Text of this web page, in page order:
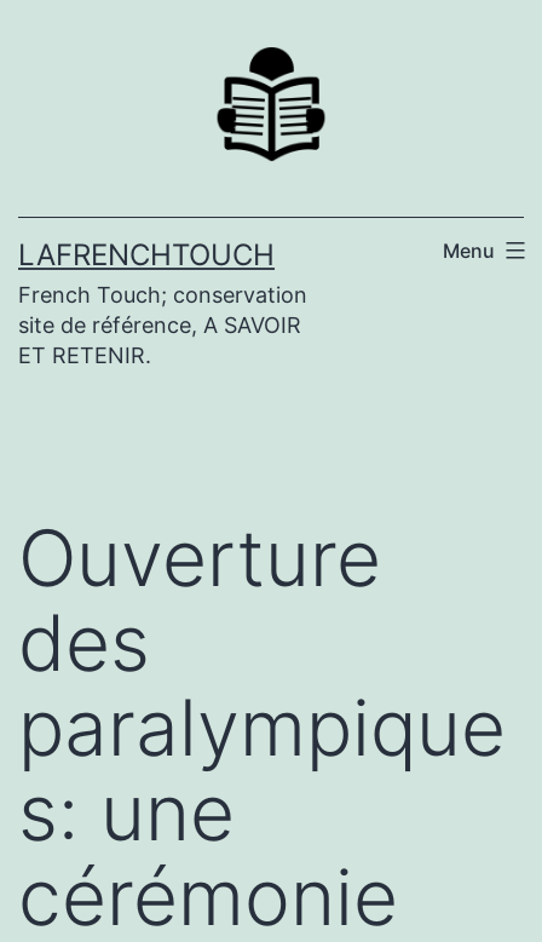
LAFRENCHTOUCH
French Touch; conservation
site de référence, A SAVOIR
ET RETENIR.
Menu
Ouverture
des
paralympique
s: une
cérémonie